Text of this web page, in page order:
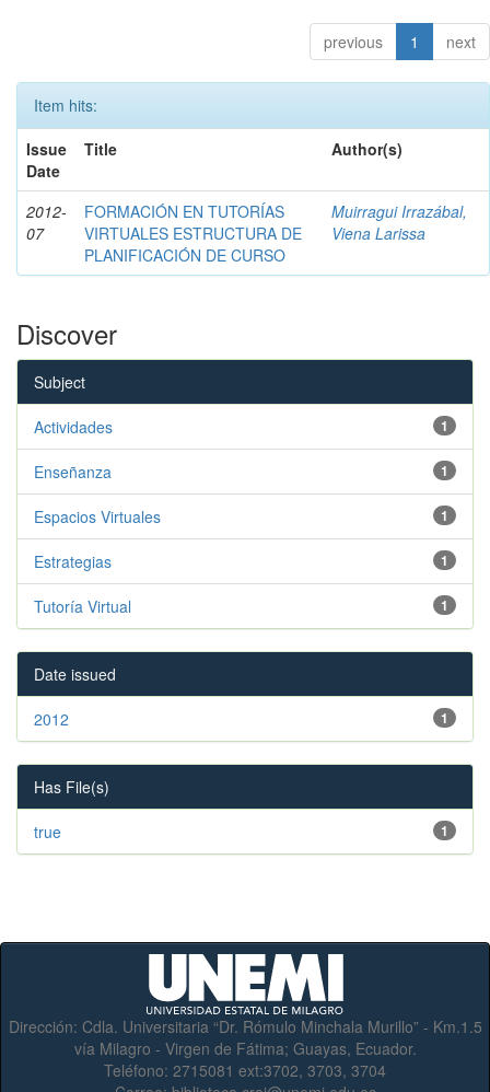
previous 1 next
Item hits:
Issue
Date
Title Author(s)
2012-
07
FORMACIÓN EN TUTORÍAS
VIRTUALES ESTRUCTURA DE
PLANIFICACIÓN DE CURSO
Muirragui Irrazábal,
Viena Larissa
Discover
Subject
1
Actividades
1
Enseñanza
1
Espacios Virtuales
1
Estrategias
1
Tutoría Virtual
Date issued
1
2012
Has File(s)
1
true
Dirección: Cdla. Universitaria “Dr. Rómulo Minchala Murillo” - Km.1.5
vía Milagro - Virgen de Fátima; Guayas, Ecuador.
Teléfono: 2715081 ext:3702, 3703, 3704